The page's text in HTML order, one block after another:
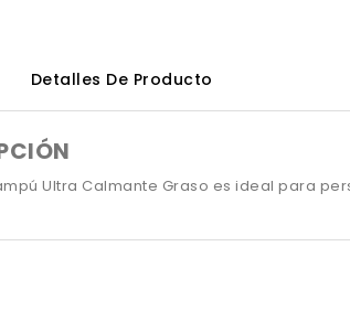
Detalles De Producto
Ultra Calmante Graso es ideal para